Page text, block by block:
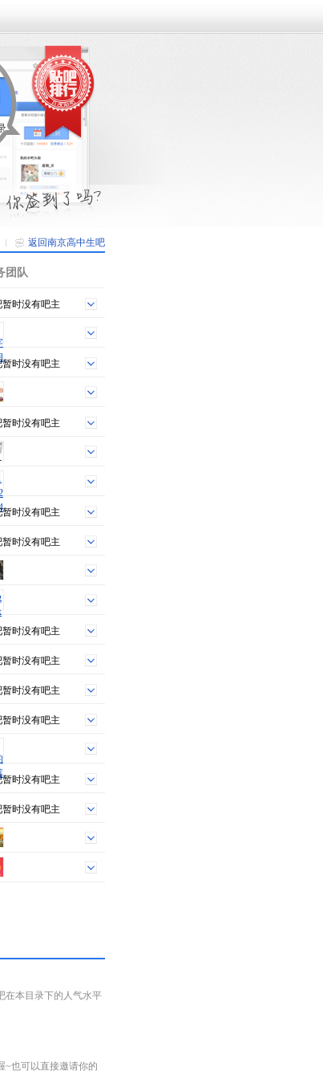
返回南京高中生吧
团队
暂时没有吧主
暂时没有吧主
暂时没有吧主
暂时没有吧主
暂时没有吧主
暂时没有吧主
暂时没有吧主
暂时没有吧主
暂时没有吧主
暂时没有吧主
暂时没有吧主
在本目录下的人气水平
~也可以直接邀请你的